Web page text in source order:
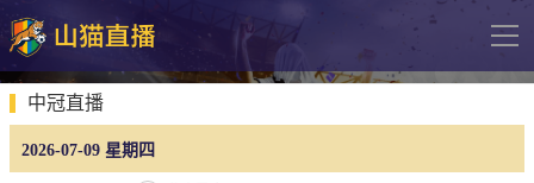
导
网站首页
足球直播
中冠直播
2026-07-09 星期四